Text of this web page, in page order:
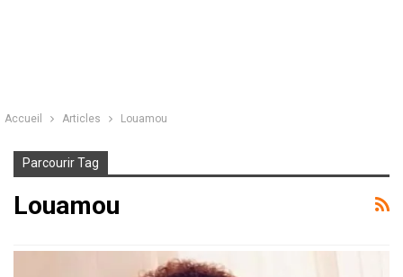
Accueil Articles Louamou
Parcourir Tag
Louamou